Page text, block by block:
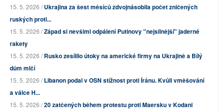
15. 5. 2026 /Ukrajina za šest měsíců zdvojnásobila počet zničených
ruských proti...
15. 5. 2026 /Západ si nevšiml odpálení Putinovy "nejsilnější" jaderné
rakety
15. 5. 2026 /Rusko zesílilo útoky na americké firmy na Ukrajině a Bílý
dům mlčí
15. 5. 2026 /Libanon podal v OSN stížnost proti Íránu. Kvůli vměšování
a válce H...
15. 5. 2026 /20 zatčených během protestu proti Maersku v Kodani